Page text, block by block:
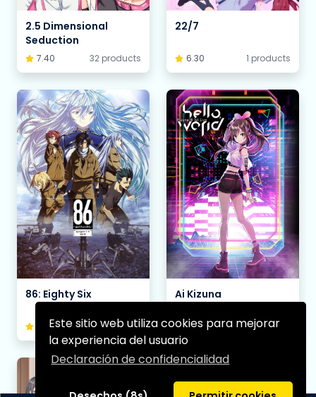
Este sitio web utiliza cookies para mejorar
la experiencia del usuario
Declaración de confidencialidad
2.5 Dimensional
Seduction
7.40 32 products
22/7
6.30 1 products
86: Eighty Six
8.35 12 products
Ai Kizuna
5.32 5 products